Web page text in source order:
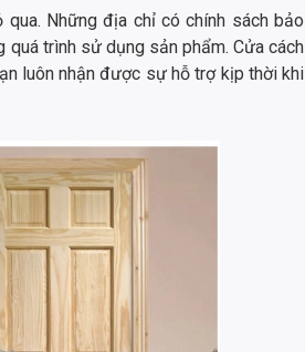
Những địa chỉ có chính sách bảo
quá trình sử dụng sản phẩm. Cửa cách
luôn nhận được sự hỗ trợ kịp thời khi